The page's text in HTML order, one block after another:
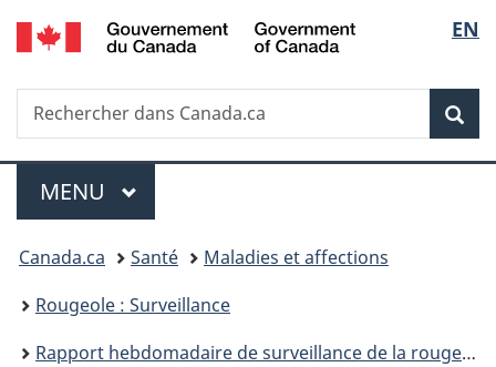
Passer
au
principal
Passer
à
Au
du
Passer
à
version
simplifiée
de
la
EN
Recherche
Rechercher
dans
Menu
MENU PRINCIPAL
Vous
êtes
ici :
Canada.ca Santé
Maladies et affections
Rougeole : Surveillance
Rapport hebdomadaire de surveillance de la rougeole et de la rubéole